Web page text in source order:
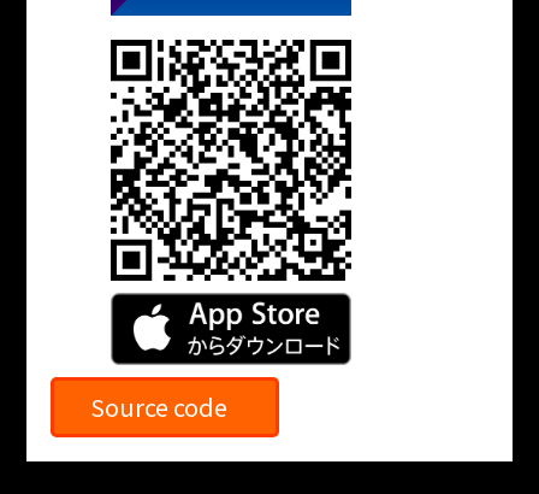
Source code